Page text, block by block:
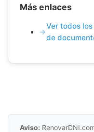
Más enlaces
Ver todos
de
Aviso: